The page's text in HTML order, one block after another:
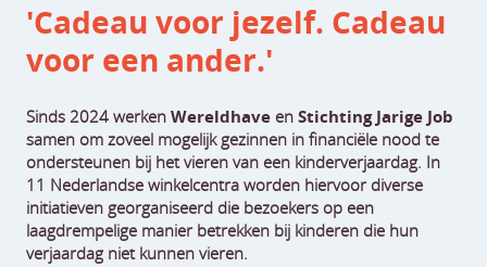
'Cadeau voor jezelf. Cadeau
voor een ander.'
Sinds 2024 werken Wereldhave en Stichting Jarige Job
samen om zoveel mogelijk gezinnen in financiële nood te
ondersteunen bij het vieren van een kinderverjaardag. In
11 Nederlandse winkelcentra worden hiervoor diverse
initiatieven georganiseerd die bezoekers op een
laagdrempelige manier betrekken bij kinderen die hun
verjaardag niet kunnen vieren.